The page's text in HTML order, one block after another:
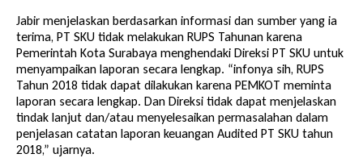
Jabir menjelaskan berdasarkan informasi dan sumber yang ia
terima, PT SKU tidak melakukan RUPS Tahunan karena
Pemerintah Kota Surabaya menghendaki Direksi PT SKU untuk
menyampaikan laporan secara lengkap. “infonya sih, RUPS
Tahun 2018 tidak dapat dilakukan karena PEMKOT meminta
laporan secara lengkap. Dan Direksi tidak dapat menjelaskan
tindak lanjut dan/atau menyelesaikan permasalahan dalam
penjelasan catatan laporan keuangan Audited PT SKU tahun
2018,” ujarnya.